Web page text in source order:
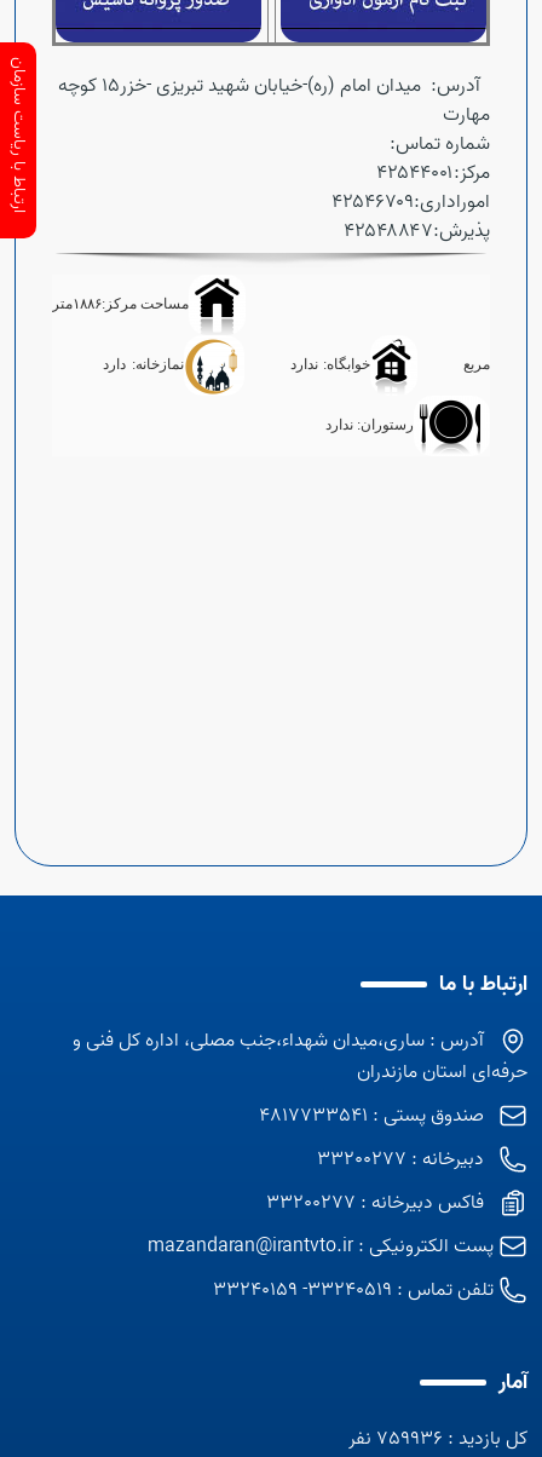
آدرس: میدان امام (ره)-خیابان شهید تبریزی -خزر۱۵ کوچه
مهارت
شماره تماس:
مرکز:۴۲۵۴۴۰۰۱
اموراداری:۴۲۵۴۶۷۰۹
پذیرش:۴۲۵۴۸۸۴۷
مساحت مرکز:۱۸۸۶متر
مربع خوابگاه: ندارد نمازخانه: دارد
رستوران: ندارد
ارتباط با ما
آدرس : ساری،میدان شهداء،جنب مصلی، اداره کل فنی و
حرفه‌ای استان مازندران
صندوق پستی : 4817733541
دبیرخانه : 33200277
فاکس دبیرخانه : 33200277
پست الکترونیکی :mazandaran@irantvto.ir
تلفن تماس : 33240519- 33240159
آمار
کل بازدید : 759936 نفر
ارتباط با ریاست سازمان